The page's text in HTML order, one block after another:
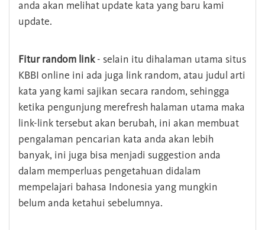
anda akan melihat update kata yang baru kami
update.
Fitur random link- selain itu dihalaman utama situs
KBBI online ini ada juga link random, atau judul arti
kata yang kami sajikan secara random, sehingga
ketika pengunjung merefresh halaman utama maka
link-link tersebut akan berubah, ini akan membuat
pengalaman pencarian kata anda akan lebih
banyak, ini juga bisa menjadi suggestion anda
dalam memperluas pengetahuan didalam
mempelajari bahasa Indonesia yang mungkin
belum anda ketahui sebelumnya.